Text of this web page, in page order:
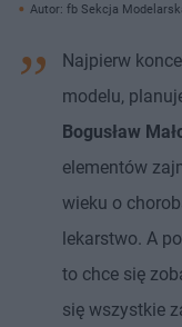
Autor: fb Sekcja
Najpierw
modelu,
Bogusław
elementów
wieku o
lekarstwo. A
to chce się
się wszystkie